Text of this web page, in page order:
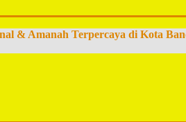
& Amanah Terpercaya di Kota